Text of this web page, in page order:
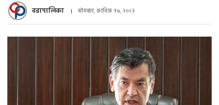
वडापालिका सोमबार, कात्तिक १७, २०८२